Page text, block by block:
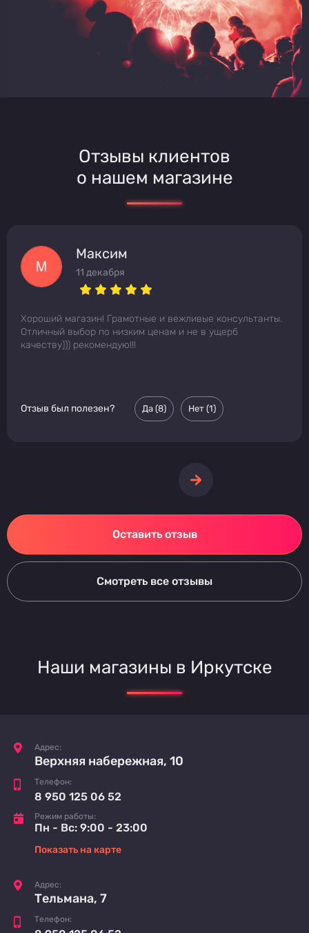
Отзывы клиентов
о нашем магазине
Максим
11 декабря
Хороший магазин! Грамотные и вежливые консультанты.
Отличный выбор по низким ценам и не в ущерб
качеству))) рекомендую!!!
Отзыв был полезен? Да (8) Нет (1)
Оставить отзыв
Смотреть все отзывы
Наши магазины в Иркутске
Адрес:
Верхняя набережная, 10
Телефон:
8 950 125 06 52
Режим работы:
Пн - Вс: 9:00 - 23:00
Показать на карте
Адрес:
Тельмана, 7
Телефон: